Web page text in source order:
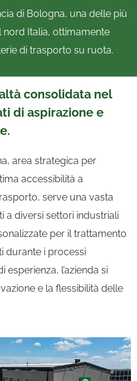
di Bologna, una delle più
Italia, ottimamente
di trasporto su ruota.
consolidata nel
di aspirazione e
area strategica per
accessibilità a
serve una vasta
a diversi settori industriali
per il trattamento
durante i processi
l’azienda si
e la flessibilità delle